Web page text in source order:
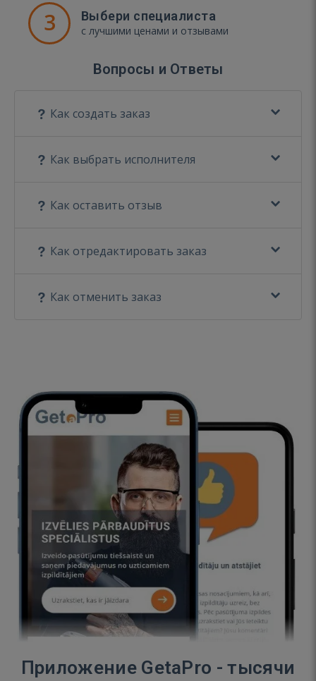
3 Выбери специалиста
с лучшими ценами и отзывами
Вопросы и Ответы
Как создать заказ
Как выбрать исполнителя
Как оставить отзыв
Как отредактировать заказ
Как отменить заказ
Приложение GetaPro - тысячи